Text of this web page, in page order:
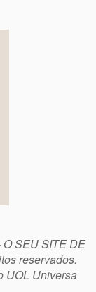
SEU SITE DE
reservados.
UOL Universa